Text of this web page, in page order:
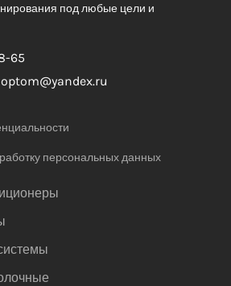
под любые цели и
65
персональных данных